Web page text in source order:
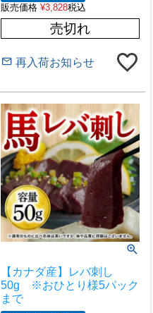
販売価格 ¥3,828税込
売切れ
再入荷お知らせ
【カナダ産】レバ刺し
50g ※おひとり様5パック
まで